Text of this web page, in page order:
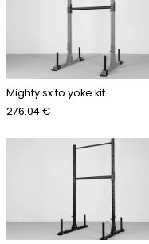
Mighty sx to yoke kit
276.04 €